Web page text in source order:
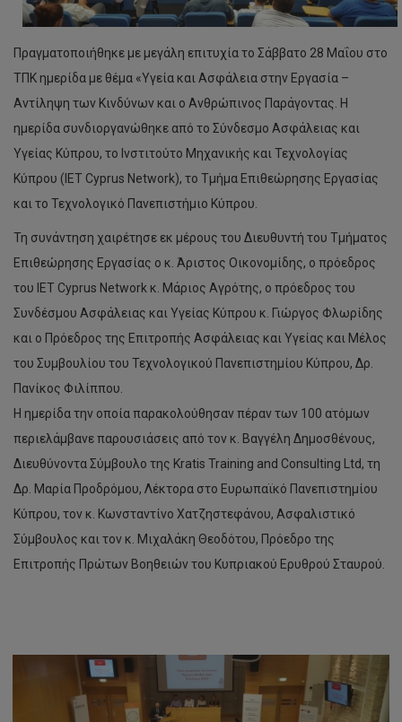
Πραγματοποιήθηκε με μεγάλη επιτυχία το Σάββατο 28 Μαΐου στο
ΤΠK ημερίδα με θέμα «Υγεία και Ασφάλεια στην Εργασία –
Αντίληψη των Κινδύνων και ο Ανθρώπινος Παράγοντας. Η
ημερίδα συνδιοργανώθηκε από το Σύνδεσμο Ασφάλειας και
Υγείας Κύπρου, το Ινστιτούτο Μηχανικής και Τεχνολογίας
Κύπρου (IET Cyprus Network), το Τμήμα Επιθεώρησης Εργασίας
και το Τεχνολογικό Πανεπιστήμιο Κύπρου.
Τη συνάντηση χαιρέτησε εκ μέρους του Διευθυντή του Τμήματος
Επιθεώρησης Εργασίας ο κ. Άριστος Οικονομίδης, ο πρόεδρος
του IET Cyprus Network κ. Μάριος Αγρότης, ο πρόεδρος του
Συνδέσμου Ασφάλειας και Υγείας Κύπρου κ. Γιώργος Φλωρίδης
και ο Πρόεδρος της Επιτροπής Ασφάλειας και Υγείας και Μέλος
του Συμβουλίου του Τεχνολογικού Πανεπιστημίου Κύπρου, Δρ.
Πανίκος Φιλίππου.
Η ημερίδα την οποία παρακολούθησαν πέραν των 100 ατόμων
περιελάμβανε παρουσιάσεις από τον κ. Βαγγέλη Δημοσθένους,
Διευθύνοντα Σύμβουλο της Kratis Training and Consulting Ltd, τη
Δρ. Μαρία Προδρόμου, Λέκτορα στο Ευρωπαϊκό Πανεπιστημίου
Κύπρου, τον κ. Κωνσταντίνο Χατζηστεφάνου, Ασφαλιστικό
Σύμβουλος και τον κ. Μιχαλάκη Θεοδότου, Πρόεδρο της
Επιτροπής Πρώτων Βοηθειών του Κυπριακού Ερυθρού Σταυρού.